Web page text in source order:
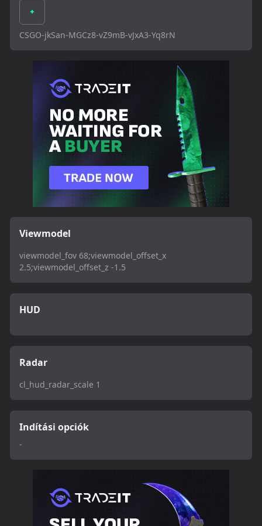
CSGO-jkSan-MGCz8-vZ9mB-vJxA3-Yq8rN
Viewmodel
viewmodel_fov 68;viewmodel_offset_x
2.5;viewmodel_offset_z -1.5
HUD
Radar
cl_hud_radar_scale 1
Indítási opciók
-